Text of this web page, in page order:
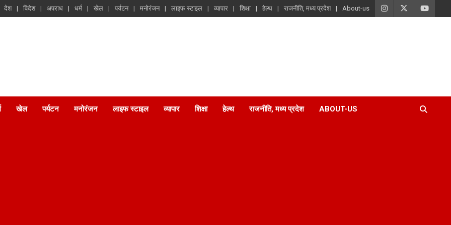
देश विदेश अपराध धर्म खेल पर्यटन मनोरंजन लाइफ स्टाइल व्यापार शिक्षा हेल्थ राजनीति, मध्य प्रदेश About-us
खेल पर्यटन मनोरंजन लाइफ स्टाइल व्यापार शिक्षा हेल्थ राजनीति, मध्य प्रदेश ABOUT-US